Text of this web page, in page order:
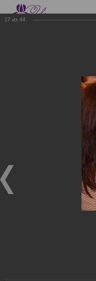
ЭЛЕКТРОННЫЕ
СКЛАД.
Семинар с КГД и
17 из 44